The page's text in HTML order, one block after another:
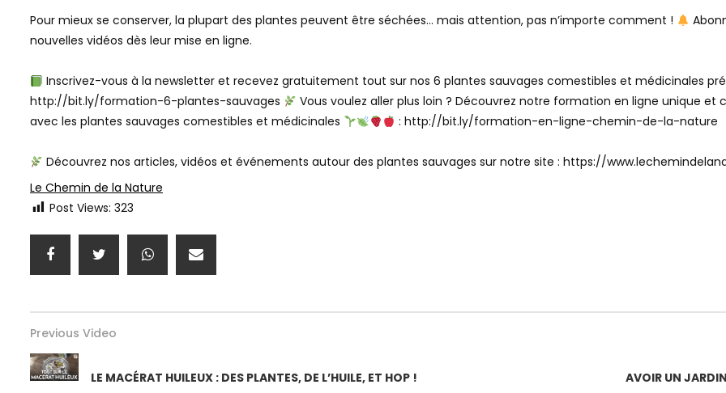
FABRIQUER SON FROMAGE MAISON
PERMACULTURE & CONSERVER LES
LÉGUMES DU JARDIN POTAGER : LA
FAIRE SA MOUTARDE MAISON,
C’EST FACILE !
Pour mieux se conserver, la plupart des plantes peuvent être séchées… mais attention, pas n’importe comment !
nouvelles vidéos dès leur mise en ligne.
Inscrivez-vous à la newsletter et recevez gratuitement tout sur nos 6 plantes sauvages comestibles et médicinales
http://bit.ly/formation-6-plantes-sauvages
Vous voulez aller plus loin ? Découvrez notre formation en ligne unique
avec les plantes sauvages comestibles et médicinales
: http://bit.ly/formation-en-ligne-chemin-de-la-nature
Découvrez nos articles, vidéos et événements autour des plantes sauvages sur notre site : https://
Le Chemin de la Nature
Post Views: 323
Previous Video
LE MACÉRAT HUILEUX : DES PLANTES, DE L’HUILE, ET HOP ! AVOIR UN